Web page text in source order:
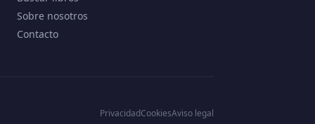
Sobre nosotros
Contacto
PrivacidadCookiesAviso legal